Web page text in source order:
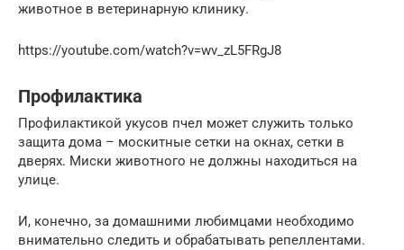
животное в ветеринарную клинику.
https://youtube.com/watch?v=wv_zL5FRgJ8
Профилактика
Профилактикой укусов пчел может служить только
защита дома – москитные сетки на окнах, сетки в
дверях. Миски животного не должны находиться на
улице.
И, конечно, за домашними любимцами необходимо
внимательно следить и обрабатывать репеллентами.